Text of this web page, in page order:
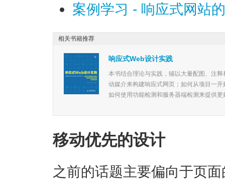
案例学习 - 响应式网站
响应式Web设计实践
本书结合理论与实践，辅以大量配图、注
动媒介来构建响应式网页；如何从项目一
如何使用功能检测和服务器端检测来提供更
相关书籍推荐
移动优先的设计
之前的话题主要偏向于页